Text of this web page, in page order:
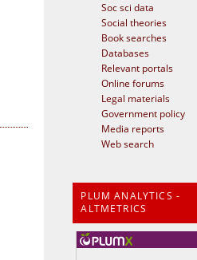
Soc sci data
Social theories
Book searches
Databases
Relevant portals
Online forums
Legal materials
Government policy
Media reports
Web search
PLUM ANALYTICS -
ALTMETRICS